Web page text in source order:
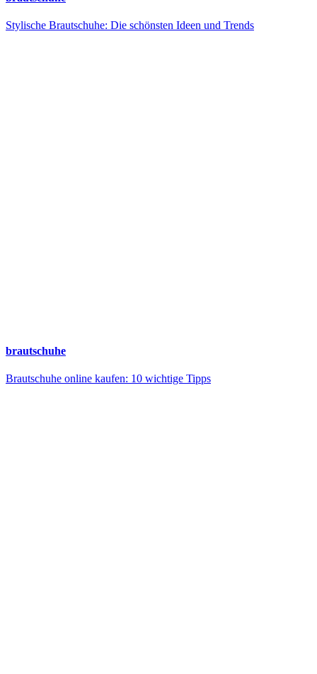
Stylische Brautschuhe: Die schönsten Ideen und Trends
brautschuhe
Brautschuhe online kaufen: 10 wichtige Tipps